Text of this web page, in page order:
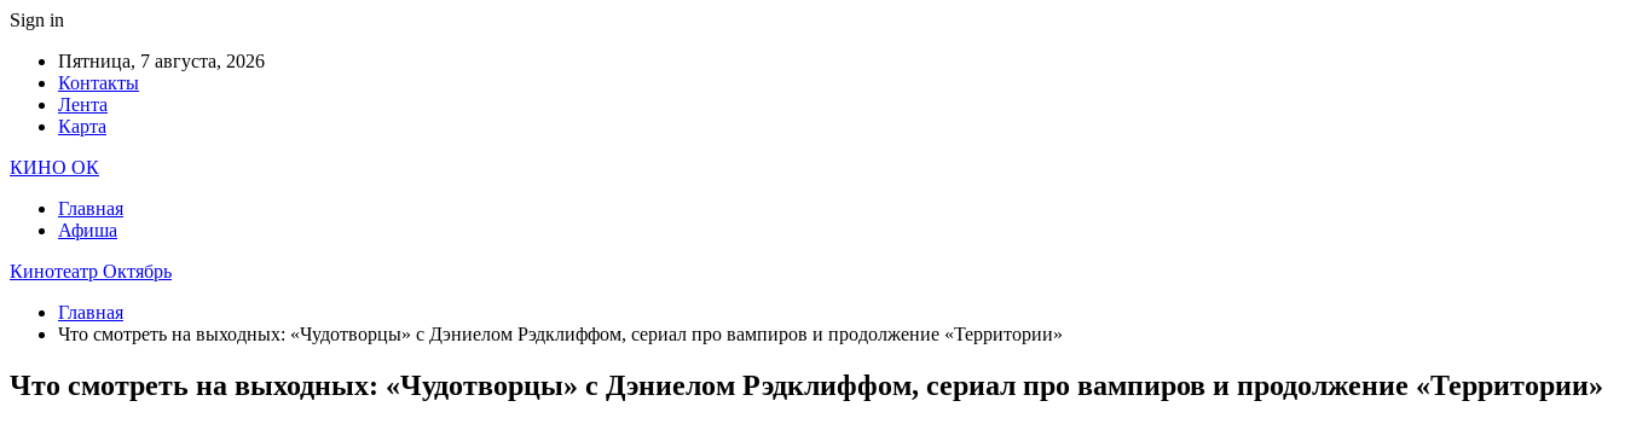
Sign in
Пятница, 7 августа, 2026
Контакты
Лента
Карта
КИНО ОК
Главная
Афиша
Кинотеатр Октябрь
Главная
Что смотреть на выходных: «Чудотворцы» с Дэниелом Рэдклиффом, сериал про вампиров и продолжение «Территории»
Что смотреть на выходных: «Чудотворцы» с Дэниелом Рэдклиффом, сериал про вампиров и продолжение «Территории»